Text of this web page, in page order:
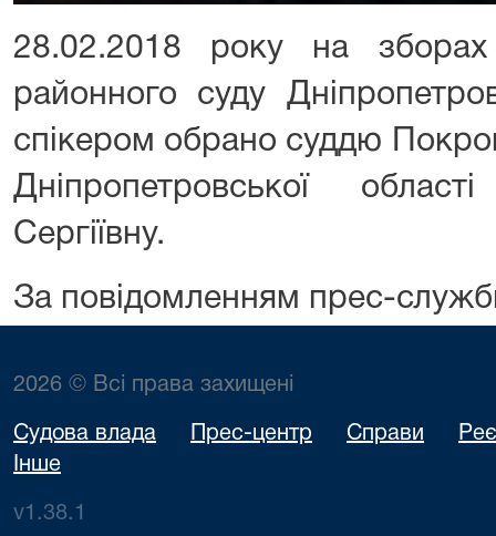
28.02.2018 року на зборах
районного суду
спікером обрано суддю
Дніпропетровської
Сергіївну.
За повідомленням прес-
2026 © Всі права захищені
Судова влада Прес-центр Справи
Інше
v1.38.1